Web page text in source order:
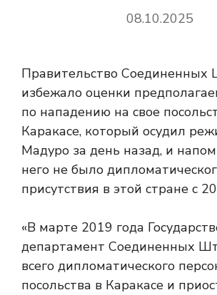
08.10.2025
Правительство Соединенных
избежало оценки
по нападению на свое
Каракасе, который осудил
Мадуро за день назад, и
него не было
присутствия в этой стране с
«В марте 2019 года
департамент Соединенных
всего дипломатического
посольства в Каракасе и